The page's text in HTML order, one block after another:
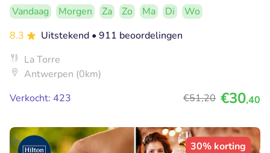
Vandaag Morgen Za Zo Ma Di
Wo
8.3
Uitstekend • 911 beoordelingen
La Torre
Antwerpen (0km)
Verkocht: 423
€51,20 €30,40
30% korting